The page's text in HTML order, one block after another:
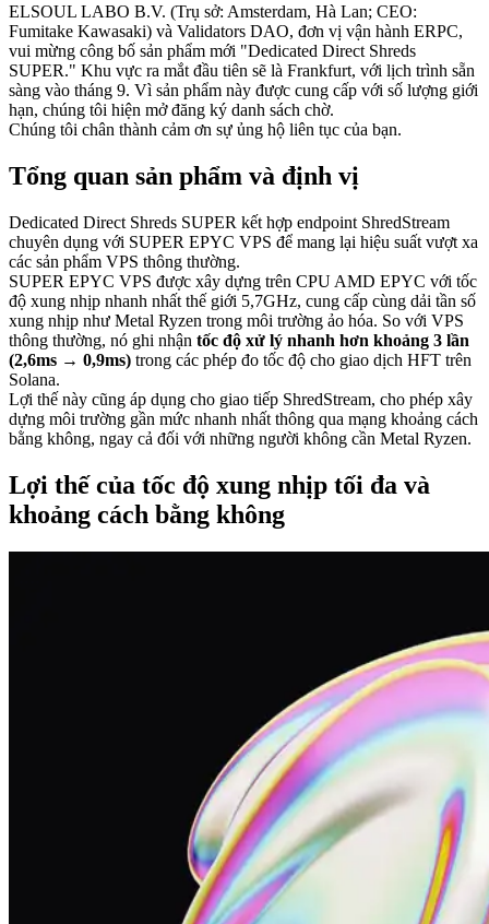
ELSOUL LABO B.V. (Trụ sở: Amsterdam, Hà Lan; CEO:
Fumitake Kawasaki) và Validators DAO, đơn vị vận hành ERPC,
vui mừng công bố sản phẩm mới "Dedicated Direct Shreds
SUPER." Khu vực ra mắt đầu tiên sẽ là Frankfurt, với lịch trình sẵn
sàng vào tháng 9. Vì sản phẩm này được cung cấp với số lượng giới
hạn, chúng tôi hiện mở đăng ký danh sách chờ.
Chúng tôi chân thành cảm ơn sự ủng hộ liên tục của bạn.
Tổng quan sản phẩm và định vị
Dedicated Direct Shreds SUPER kết hợp endpoint ShredStream
chuyên dụng với SUPER EPYC VPS để mang lại hiệu suất vượt xa
các sản phẩm VPS thông thường.
SUPER EPYC VPS được xây dựng trên CPU AMD EPYC với tốc
độ xung nhịp nhanh nhất thế giới 5,7GHz, cung cấp cùng dải tần số
xung nhịp như Metal Ryzen trong môi trường ảo hóa. So với VPS
thông thường, nó ghi nhận tốc độ xử lý nhanh hơn khoảng 3 lần
(2,6ms → 0,9ms) trong các phép đo tốc độ cho giao dịch HFT trên
Solana.
Lợi thế này cũng áp dụng cho giao tiếp ShredStream, cho phép xây
dựng môi trường gần mức nhanh nhất thông qua mạng khoảng cách
bằng không, ngay cả đối với những người không cần Metal Ryzen.
Lợi thế của tốc độ xung nhịp tối đa và
khoảng cách bằng không